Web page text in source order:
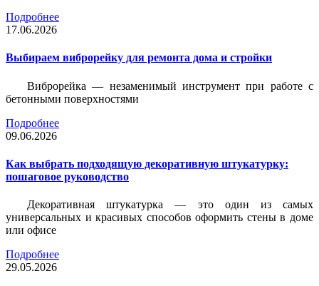
Подробнее
17.06.2026
Выбираем виброрейку для ремонта дома и стройки
Виброрейка — незаменимый инструмент при работе с
бетонными поверхностями
Подробнее
09.06.2026
Как выбрать подходящую декоративную штукатурку:
пошаговое руководство
Декоративная штукатурка — это один из самых
универсальных и красивых способов оформить стены в доме
или офисе
Подробнее
29.05.2026